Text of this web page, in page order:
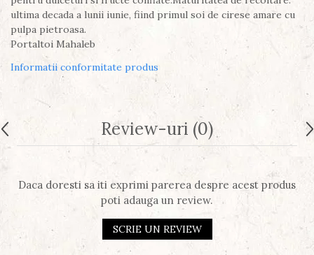
ultima decada a lunii iunie, fiind primul soi de cirese amare cu
pulpa pietroasa.
Portaltoi Mahaleb
Informatii conformitate produs
Review-uri (0)
Daca doresti sa iti exprimi parerea despre acest produs
poti adauga un review.
SCRIE UN REVIEW